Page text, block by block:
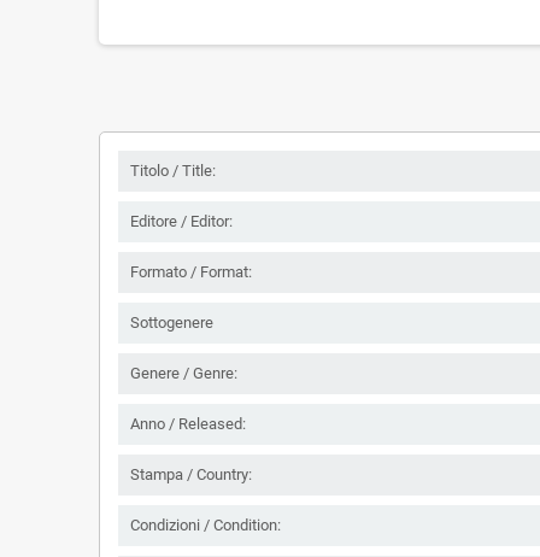
Titolo / Title:
Editore / Editor:
Formato / Format:
Sottogenere
Genere / Genre:
Anno / Released:
Stampa / Country:
Condizioni / Condition: